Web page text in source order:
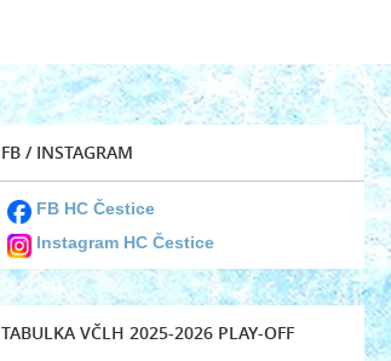
FB / INSTAGRAM
FB HC Čestice
Instagram HC Čestice
TABULKA VČLH 2025-2026 PLAY-OFF